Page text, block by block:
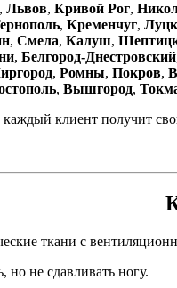
, Львов, Кривой Рог,
, Кременчуг, Луцк
, Смела, Калуш,
, Белгород-Днестровский
, Ромны, Покров,
, Вышгород,
клиент получит
ткани с
но не сдавливать ногу.